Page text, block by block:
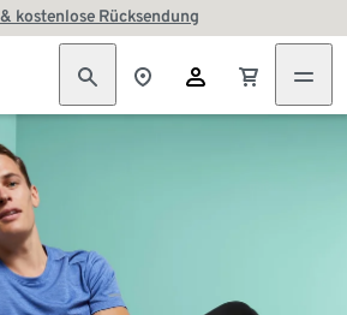
kostenlose Rücksendung